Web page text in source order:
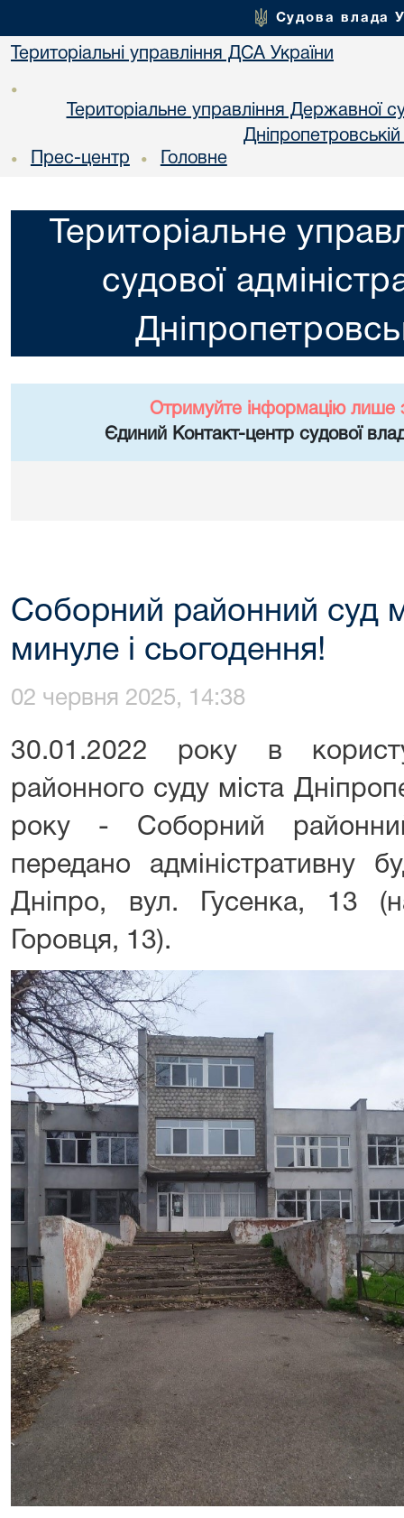
Судова влада
Територіальні управління ДСА України
•
Територіальне управління Державної
• Прес-центр • Головне
Територіальне
судової
Отримуйте інформацію лише
Єдиний Контакт-центр судової
Соборний районний суд
минуле і сьогодення!
02 червня 2025, 14:38
30.01.2022 року в
районного суду міста
року - Соборний
передано адміністративну
Дніпро, вул. Гусенка, 13
Горовця, 13).